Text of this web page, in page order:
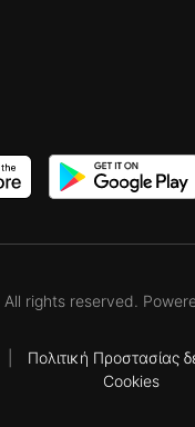
All rights reserved.
Πολιτική Προστασίας
Cookies